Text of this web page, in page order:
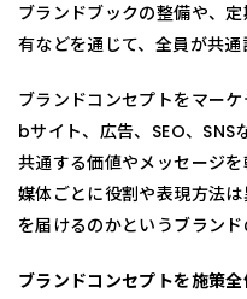
ブランドブックの整備や、
有などを通じて、全員が共通
ブランドコンセプトをマー
bサイト、広告、SEO、SNS
共通する価値やメッセージを
媒体ごとに役割や表現方法
を届けるのかというブランド
ブランドコンセプトを施策